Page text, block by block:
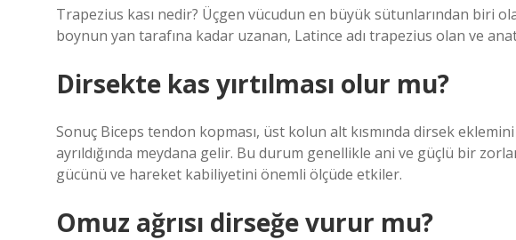
Trapezius kası nedir? Üçgen vücudun en büyük sütunlarından biri
boynun yan tarafına kadar uzanan, Latince adı trapezius olan ve
Dirsekte kas yırtılması olur mu?
Sonuç Biceps tendon kopması, üst kolun alt kısmında dirsek
ayrıldığında meydana gelir. Bu durum genellikle ani ve güçlü bir
gücünü ve hareket kabiliyetini önemli ölçüde etkiler.
Omuz ağrısı dirseğe vurur mu?